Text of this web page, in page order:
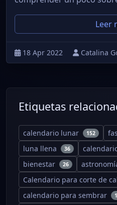
Leer
18 Apr 2022 Catalina
Etiquetas
calendario lunar 152
luna llena 36
bienestar 26
Calendario para corte de
calendario para sembrar